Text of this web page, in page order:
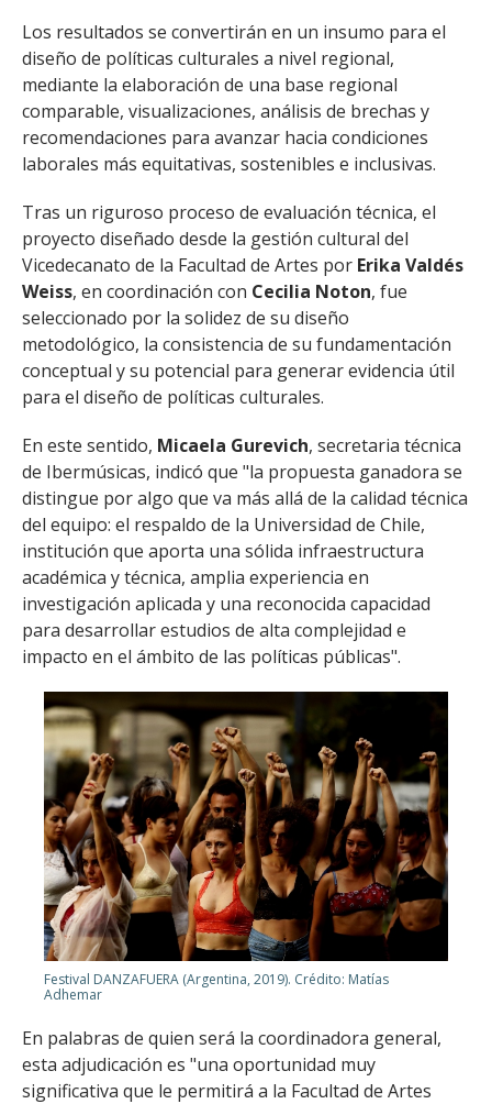
Los resultados se convertirán en un insumo para el
diseño de políticas culturales a nivel regional,
mediante la elaboración de una base regional
comparable, visualizaciones, análisis de brechas y
recomendaciones para avanzar hacia condiciones
laborales más equitativas, sostenibles e inclusivas.
Tras un riguroso proceso de evaluación técnica, el
proyecto diseñado desde la gestión cultural del
Vicedecanato de la Facultad de Artes por Erika Valdés
Weiss, en coordinación con Cecilia Noton, fue
seleccionado por la solidez de su diseño
metodológico, la consistencia de su fundamentación
conceptual y su potencial para generar evidencia útil
para el diseño de políticas culturales.
En este sentido, Micaela Gurevich, secretaria técnica
de Ibermúsicas, indicó que "la propuesta ganadora se
distingue por algo que va más allá de la calidad técnica
del equipo: el respaldo de la Universidad de Chile,
institución que aporta una sólida infraestructura
académica y técnica, amplia experiencia en
investigación aplicada y una reconocida capacidad
para desarrollar estudios de alta complejidad e
impacto en el ámbito de las políticas públicas".
Festival DANZAFUERA (Argentina, 2019). Crédito: Matías
Adhemar
En palabras de quien será la coordinadora general,
esta adjudicación es "una oportunidad muy
significativa que le permitirá a la Facultad de Artes